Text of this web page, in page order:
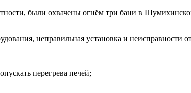
были охвачены огнём три бани в
неправильная установка и неисправности
перегрева печей;